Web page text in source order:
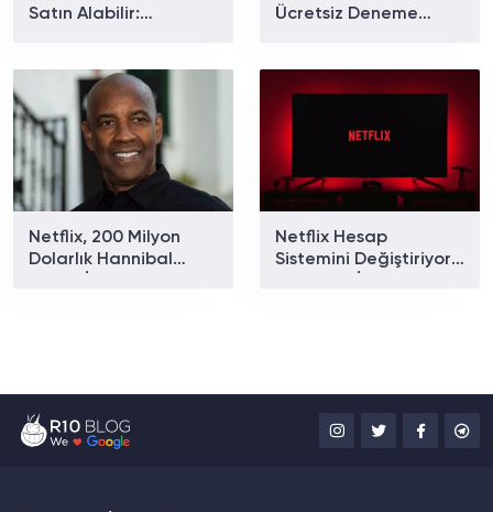
Satın Alabilir:
Ücretsiz Deneme
Netflix, 200 Milyon
Dolarlık Hannibal
Netflix Hesap
Sistemini Değiştiriyor: